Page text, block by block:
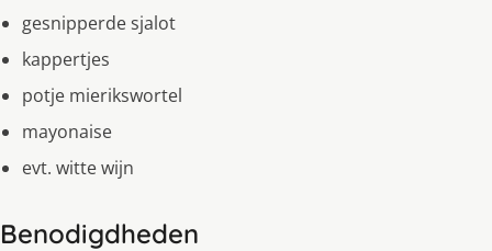
gesnipperde sjalot
kappertjes
potje mierikswortel
mayonaise
evt. witte wijn
Benodigdheden